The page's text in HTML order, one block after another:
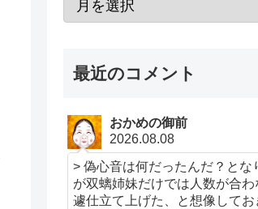
最近のコメント
おかめの御前
2026.08.08
> 偽心音は何だったんだ？とな
が双螭姉妹だけでは人数が合わ
遽仕立て上げた、と想像してお